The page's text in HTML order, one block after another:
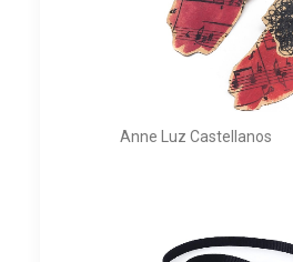
Anne Luz Castellanos